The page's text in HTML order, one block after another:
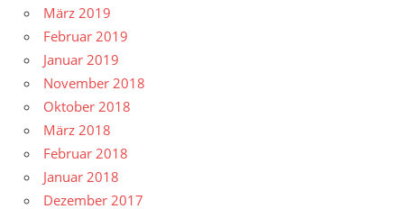
März 2019
Februar 2019
Januar 2019
November 2018
Oktober 2018
März 2018
Februar 2018
Januar 2018
Dezember 2017